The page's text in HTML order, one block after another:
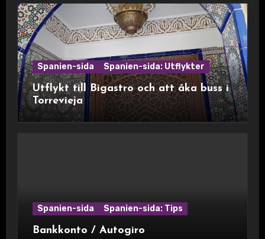
Spanien-sida Spanien-sida: Utflykter
Utflykt till Bigastro och att åka buss i
Torrevieja
Spanien-sida Spanien-sida: Tips
Bankkonto / Autogiro